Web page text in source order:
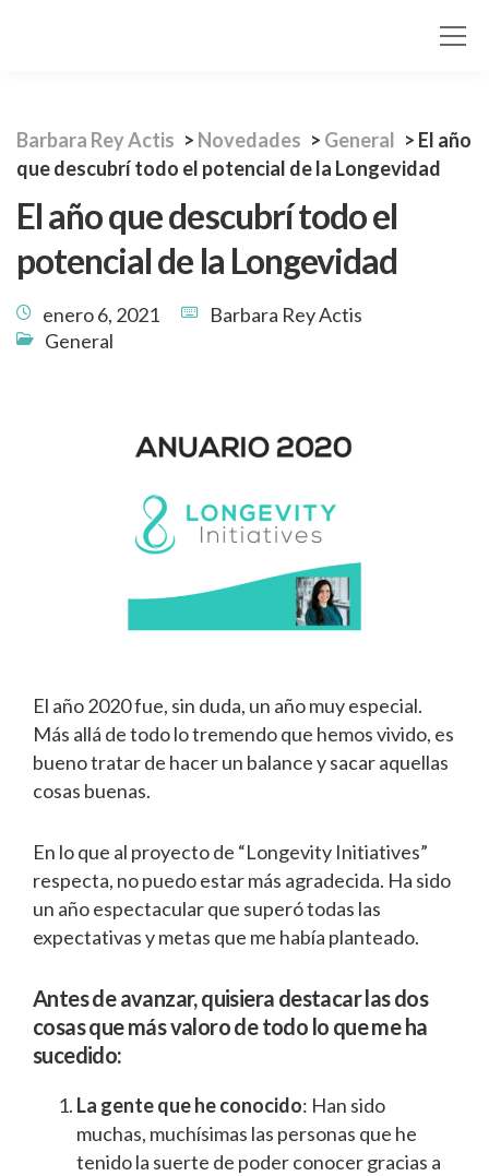
Barbara Rey Actis > Novedades > General > El año
que descubrí todo el potencial de la Longevidad
El año que descubrí todo el
potencial de la Longevidad
enero 6, 2021
Barbara Rey Actis
General
El año 2020 fue, sin duda, un año muy especial.
Más allá de todo lo tremendo que hemos vivido, es
bueno tratar de hacer un balance y sacar aquellas
cosas buenas.
En lo que al proyecto de “Longevity Initiatives”
respecta, no puedo estar más agradecida. Ha sido
un año espectacular que superó todas las
expectativas y metas que me había planteado.
Antes de avanzar, quisiera destacar las dos
cosas que más valoro de todo lo que me ha
sucedido:
La gente que he conocido: Han sido
muchas, muchísimas las personas que he
tenido la suerte de poder conocer gracias a